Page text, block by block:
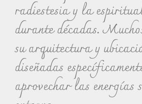
radiestesia y la
durante décadas.
su arquitectura y
diseñadas
aprovechar las energías